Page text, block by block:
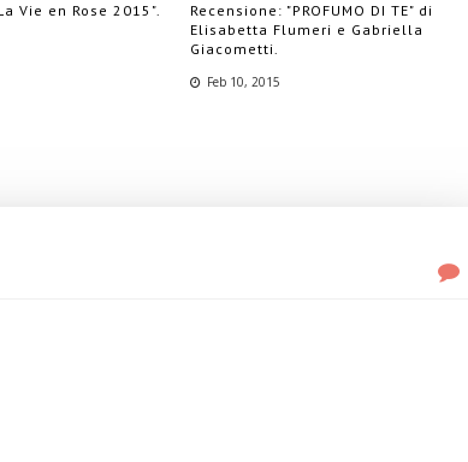
Vie en Rose 2015".
Recensione: "PROFUMO DI TE" di
Elisabetta Flumeri e Gabriella
Giacometti.
Feb 10, 2015